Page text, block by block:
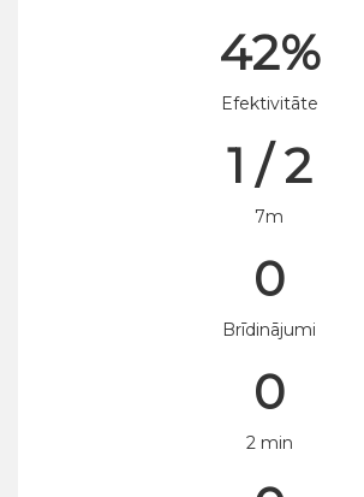
42%
Efektivitāte
1 / 2
7m
0
Brīdinājumi
0
2 min